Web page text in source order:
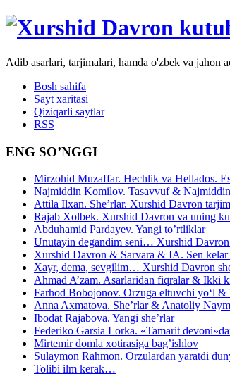
Adib asarlari, tarjimalari, hamda o'zbek va jahon
Bosh sahifa
Sayt xaritasi
Qiziqarli saytlar
RSS
ENG SO’NGGI
Mirzohid Muzaffar. Hechlik va Hellados.
Najmiddin Komilov. Tasavvuf &
Attila Ilxan. She’rlar. Xurshid Davron
Rajab Xolbek. Xurshid Davron va uning
Abduhamid Pardayev. Yangi to’rtliklar
Unutayin degandim seni… Xurshid Davron
Xurshid Davron & Sarvara & IA. Sen
Xayr, dema, sevgilim… Xurshid Davron
Ahmad A’zam. Asarlaridan fiqralar & Ikki
Farhod Bobojonov. Orzuga eltuvchi yo‘l
Anna Axmatova. She’rlar & Anatoliy
Ibodat Rajabova. Yangi she’rlar
Federiko Garsia Lorka. «Tamarit
Mirtemir domla xotirasiga bag’ishlov
Sulaymon Rahmon. Orzulardan yaratdi
Tolibi ilm kerak…